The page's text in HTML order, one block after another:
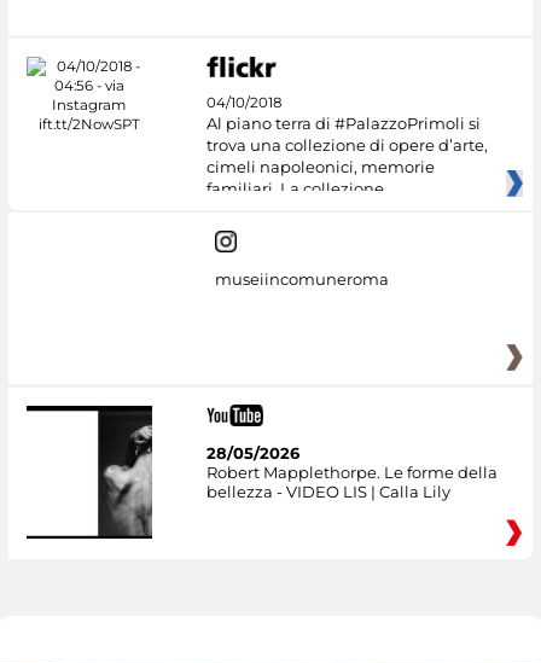
04/10/2018
Al piano terra di #PalazzoPrimoli si
trova una collezione di opere d’arte,
cimeli napoleonici, memorie
familiari. La collezione
museiincomuneroma
28/05/2026
Robert Mapplethorpe. Le forme della
bellezza - VIDEO LIS | Calla Lily